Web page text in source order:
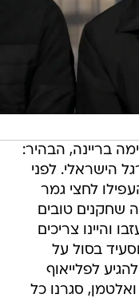
בריינה, הבהיר:
הישראלי. לפני
לחצי גמר
שחקנים טובים
והיינו צריכים
בסול על
לפלייאוף
סגרנו כל